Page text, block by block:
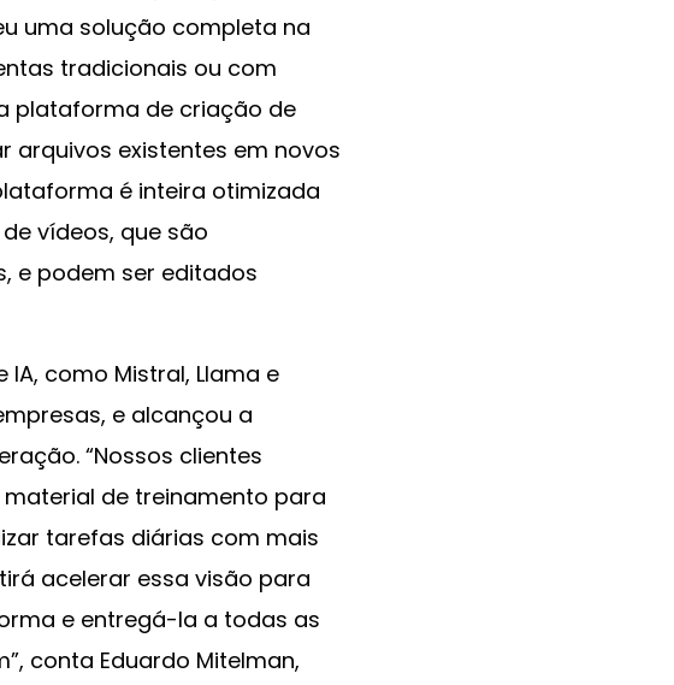
uma solução completa na
tradicionais ou com
plataforma de criação de
arquivos existentes em novos
é inteira otimizada
vídeos, que são
e podem ser editados
como Mistral, Llama e
e alcançou a
“Nossos clientes
de treinamento para
tarefas diárias com mais
acelerar essa visão para
e entregá-la a todas as
conta Eduardo Mitelman,